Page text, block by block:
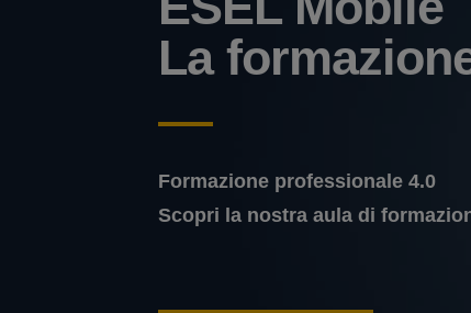
La
Formazione professionale 4.0
Scopri la nostra aula di